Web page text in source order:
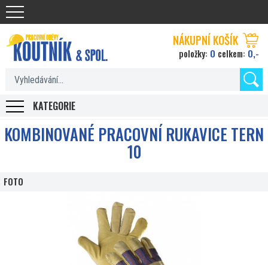
Koutnik.com
KOMBINOVANÉ PRACOVNÍ RUKAVICE TERN
10
FOTO
KATEGORIE
NÁKUPNÍ KOŠÍK
položky: 0 celkem: 0,-